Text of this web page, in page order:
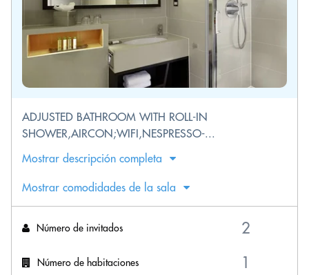
ADJUSTED BATHROOM WITH ROLL-IN
SHOWER,AIRCON;WIFI,NESPRESSO-...
Mostrar descripción completa
Mostrar comodidades de la sala
Número de invitados
Número de habitaciones